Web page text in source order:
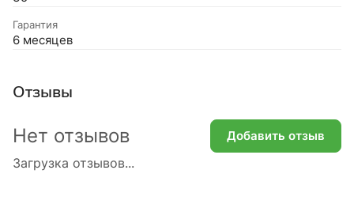
Гарантия
6 месяцев
Отзывы
Загрузка отзывов...
Нет отзывов Добавить отзыв